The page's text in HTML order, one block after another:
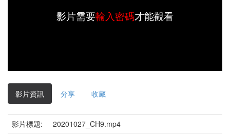
影片需要輸入密碼才能觀看
影片資訊 分享 收藏
影片標題:
20201027_CH9.mp4